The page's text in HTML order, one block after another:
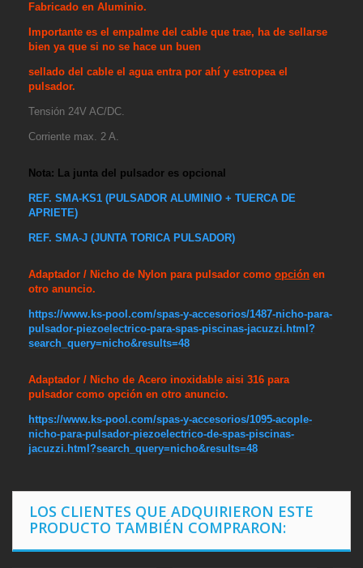
Fabricado en Aluminio.
Importante es el empalme del cable que trae, ha de sellarse
bien ya que si no se hace un buen
sellado del cable el agua entra por ahí y estropea el
pulsador.
Tensión 24V AC/DC.
Corriente max. 2 A.
Nota: La junta del pulsador es opcional
REF. SMA-KS1 (PULSADOR ALUMINIO + TUERCA DE
APRIETE)
REF. SMA-J (JUNTA TORICA PULSADOR)
Adaptador / Nicho de Nylon para pulsador como opción en
otro anuncio.
https://www.ks-pool.com/spas-y-accesorios/1487-nicho-para-
pulsador-piezoelectrico-para-spas-piscinas-jacuzzi.html?
search_query=nicho&results=48
Adaptador / Nicho de Acero inoxidable aisi 316 para
pulsador como opción en otro anuncio.
https://www.ks-pool.com/spas-y-accesorios/1095-acople-
nicho-para-pulsador-piezoelectrico-de-spas-piscinas-
jacuzzi.html?search_query=nicho&results=48
LOS CLIENTES QUE ADQUIRIERON ESTE
PRODUCTO TAMBIÉN COMPRARON: